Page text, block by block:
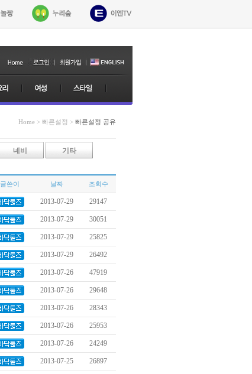
Home > 빠른설정 > 빠른설정 공유
네비 기타
글쓴이 날짜 조회수
2013-07-29 29147
2013-07-29 30051
2013-07-29 25825
2013-07-29 26492
2013-07-26 47919
2013-07-26 29648
2013-07-26 28343
2013-07-26 25953
2013-07-26 24249
2013-07-25 26897